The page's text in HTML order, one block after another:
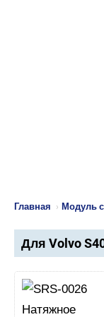
Главная › Модуль
Для Volvo